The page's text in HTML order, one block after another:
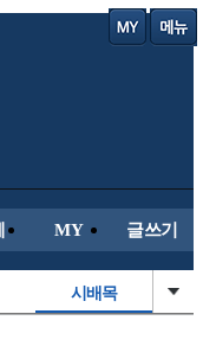
MY 글쓰기
시배목